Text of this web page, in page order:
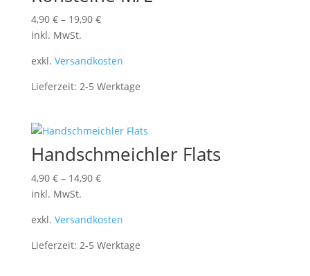
4,90 €– 19,90 €
inkl. MwSt.
exkl. Versandkosten
Lieferzeit: 2-5 Werktage
Handschmeichler Flats
4,90 €– 14,90 €
inkl. MwSt.
exkl. Versandkosten
Lieferzeit: 2-5 Werktage